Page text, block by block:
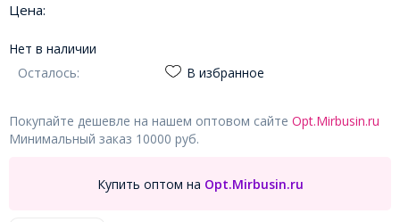
Цена:
Нет в наличии
Осталось:
В избранное
Покупайте дешевле на нашем оптовом сайте Opt.Mirbusin.ru
Минимальный заказ 10000 руб.
Купить оптом на Opt.Mirbusin.ru